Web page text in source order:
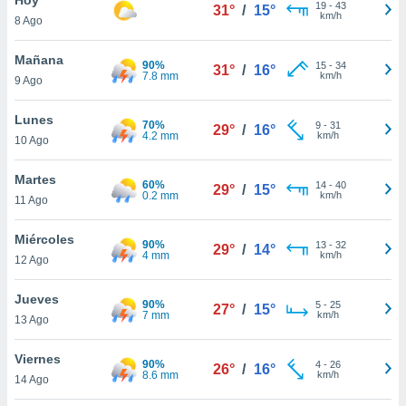
y
en
más
de
8 Ago
31° / 15° 19- 43
km/h
Mañana
9 Ago
90%
7.8 mm
31° / 16° 15- 34
km/h
Lunes
10 Ago
70%
4.2 mm
29° / 16° 9- 31
km/h
Martes
11 Ago
60%
0.2 mm
29° / 15° 14- 40
km/h
Miércoles
12 Ago
90%
4 mm
29° / 14° 13- 32
km/h
Jueves
13 Ago
90%
7 mm
27° / 15° 5- 25
km/h
Viernes
14 Ago
90%
8.6 mm
26° / 16° 4- 26
km/h